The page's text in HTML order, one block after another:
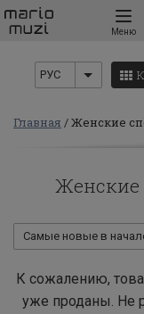
Меню
РУС
Главная Женские
Женские
Самые новые в
К сожалению,
уже проданы. Не